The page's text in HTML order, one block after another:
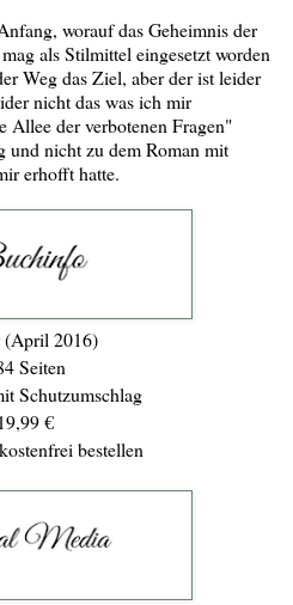
worauf das Geheimnis der
als Stilmittel eingesetzt worden
Weg das Ziel, aber der ist leider
nicht das was ich mir
Allee der verbotenen Fragen"
und nicht zu dem Roman mit
erhofft hatte.
(April 2016)
Seiten
Schutzumschlag
19,99 €
bestellen